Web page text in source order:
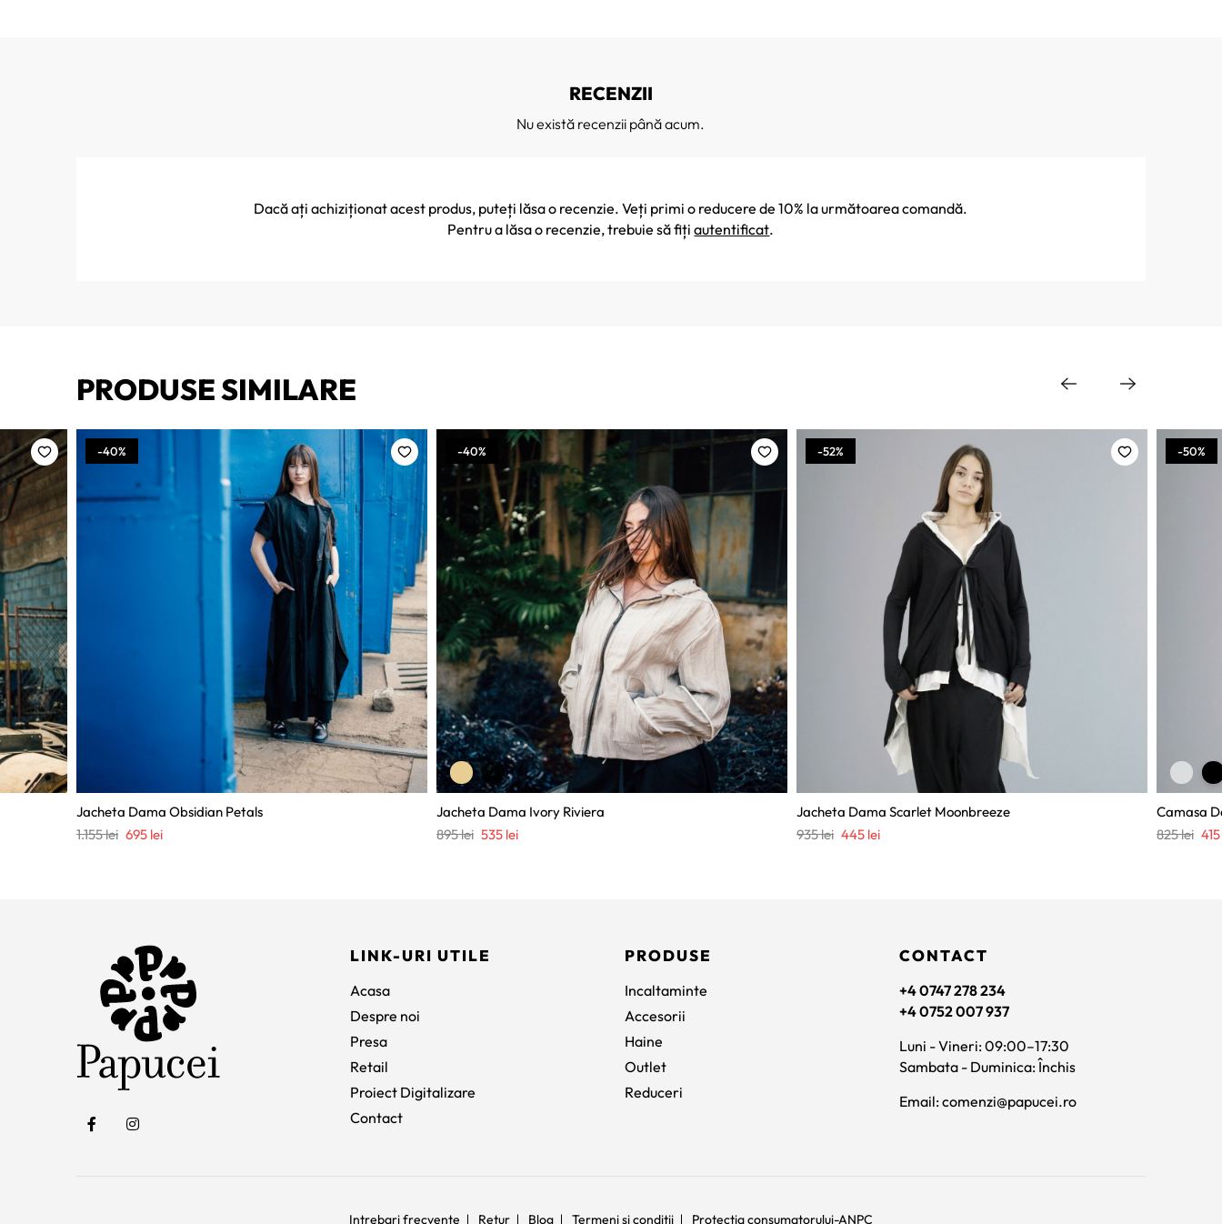
RECENZII
Nu există recenzii până acum.
Dacă ați achiziționat acest produs, puteți lăsa o recenzie. Veți primi o reducere de 10% la următoarea comandă.
Pentru a lăsa o recenzie, trebuie să fițiautentificat.
PRODUSE SIMILARE
-40%
Jacheta Dama Obsidian Petals
1.155lei Prețul
695 leiPrețul
-40%
Jacheta Dama Ivory Riviera
895lei Prețul
535 leiPrețul
-52%
Jacheta Dama Scarlet Moonbreeze
935lei Prețul
445 leiPrețul
-50%
Camasa
825lei 415
LINK-URI UTILE
Acasa
Despre noi
Presa
Retail
Proiect Digitalizare
Contact
PRODUSE
Incaltaminte
Accesorii
Haine
Outlet
Reduceri
CONTACT
+4 0747 278 234
+4 0752 007 937
Luni - Vineri: 09:00–17:30
Sambata - Duminica: Închis
Email: comenzi@papucei.ro
Intrebari frecvente Retur Blog Termeni si conditii Protectia consumatorului-ANPC